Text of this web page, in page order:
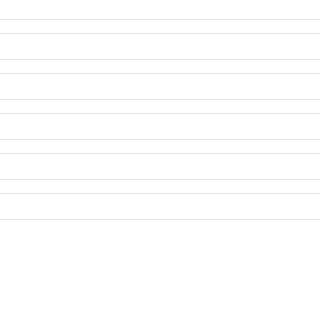
sono estremamente variabili. Anche l’età in cui si
descritta attraverso quattro stadi distinti, sebbene
della forma classica sono:
può mostrare uno sviluppo apparentemente
bambino possa apparire rallentato.
indicato come
parte dei casi da una
(codifica) per la produzione di unaproteina
sviluppo cerebrale.
della sindrome di Rett è sporadica, ovvero la
varianti della sindrome di Rett sono causate da
dei segni clinici, dopo aver escluso altre
le problematiche non si manifestano in modo chiaro.
mutazione genica non è presente in tutti gli
essere conseguente ad altre mutazioni genetiche.
una cura (terapia) risolutiva. Il genitore che si
diversi professionisti.
per la persona con sindrome di Rett sono inclusi:
e terapie anti-epilettiche